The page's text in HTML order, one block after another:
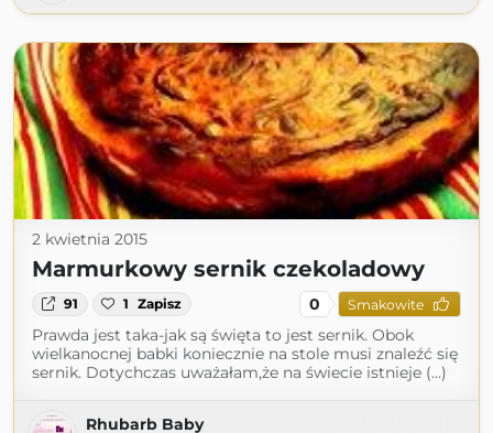
2 kwietnia 2015
Marmurkowy sernik czekoladowy
91 1 Zapisz 0 Smakowite
Prawda jest taka-jak są święta to jest sernik. Obok
wielkanocnej babki koniecznie na stole musi znaleźć się
sernik. Dotychczas uważałam,że na świecie istnieje (...)
Rhubarb Baby